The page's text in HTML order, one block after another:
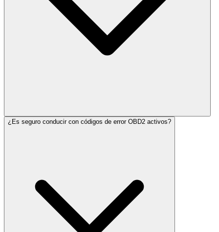
¿Es seguro conducir con códigos de error OBD2 activos?